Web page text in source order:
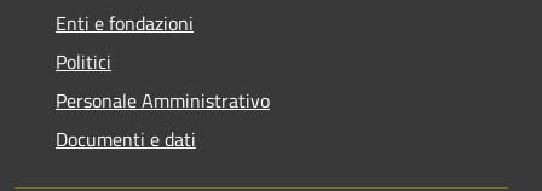
Enti e fondazioni
Politici
Personale Amministrativo
Documenti e dati